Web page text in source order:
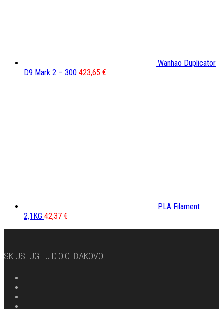
Wanhao Duplicator
D9 Mark 2 – 300 423,65 €
PLA Filament
2,1KG 42,37 €
SK USLUGE J.d.o.o. ĐAKOVO